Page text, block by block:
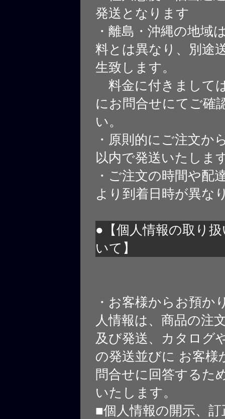
発送となります
・離島・沖縄の地域
料とは異なり、別途
生致します。
料金に付きまして
にお問合せにてご確
い。
・原則的にご注文か
以内で発送いたしま
・ご注文の時間や配
より到着日時が異な
●【個人情報の取り
いて】
・お客様からお預か
人情報は、商品の注
及び発送、カタログ
の発送並びに お客様
問合せに回答するた
いたします。
■個人情報の開示、